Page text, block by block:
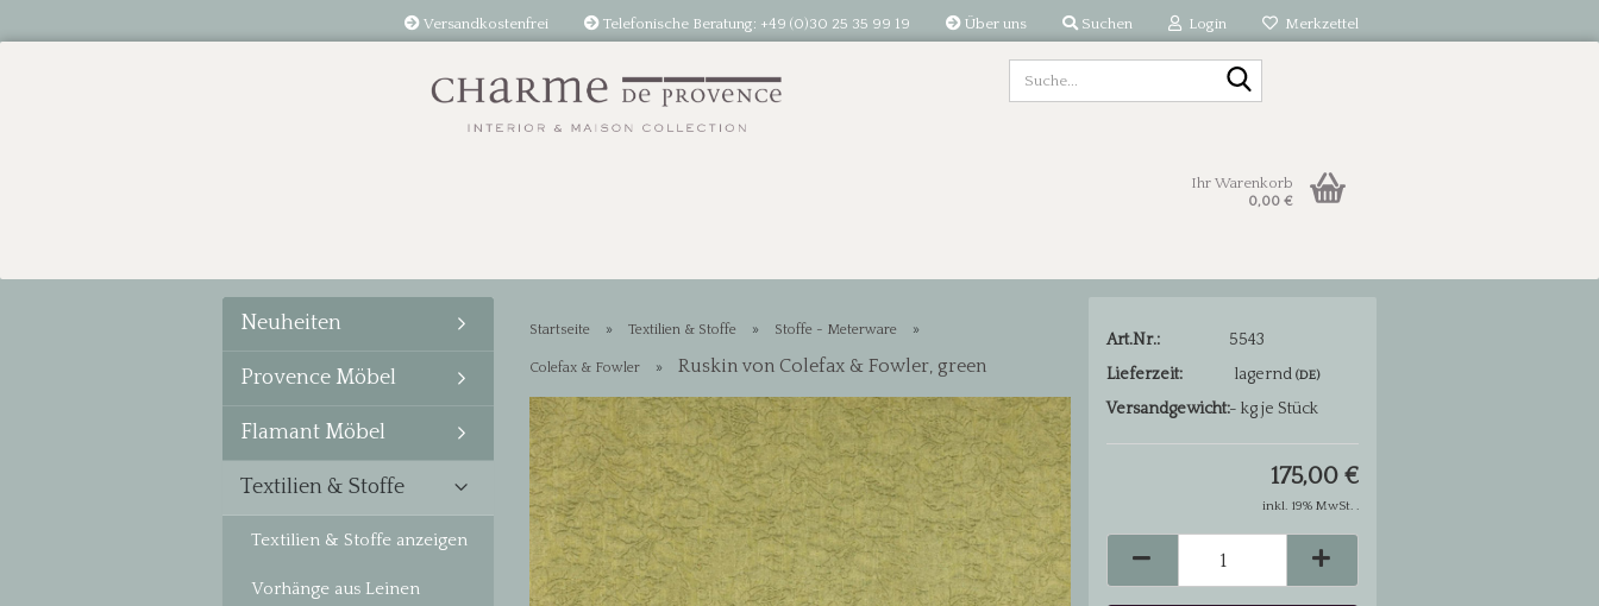
Versandkostenfrei Telefonische Beratung: +49 (0)30 25 35 99 19 Über uns Suchen Login Merkzettel
Ihr Warenkorb
0,00 €
Startseite » Textilien & Stoffe » Stoffe - Meterware »
Colefax & Fowler » Ruskin von Colefax & Fowler, green
Art.Nr.:
5543
Lieferzeit:
lagernd(DE)
Versandgewicht:- kg je Stück
175,00 €
inkl. 19% MwSt. .
Neuheiten
Provence Möbel
Flamant Möbel
Textilien & Stoffe
Textilien & Stoffe anzeigen
Vorhänge aus Leinen